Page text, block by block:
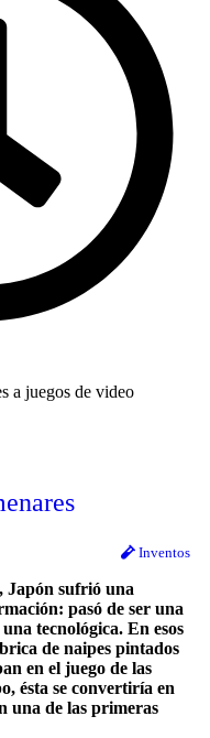
Inventos
Japón sufrió una
pasó de ser una
tecnológica. En esos
de naipes pintados
en el juego de las
ésta se convertiría en
una de las primeras